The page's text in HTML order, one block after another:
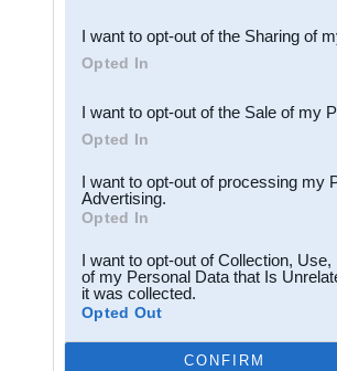
Downstream Participants
third parties.
I want to opt-out of the Sharing of
Opted In
I want to opt-out of the Sale of my
Opted In
I want to opt-out of processing my
Advertising.
Opted In
I want to opt-out of Collection,
of my Personal Data that Is
it was collected.
Opted Out
CONFIRM